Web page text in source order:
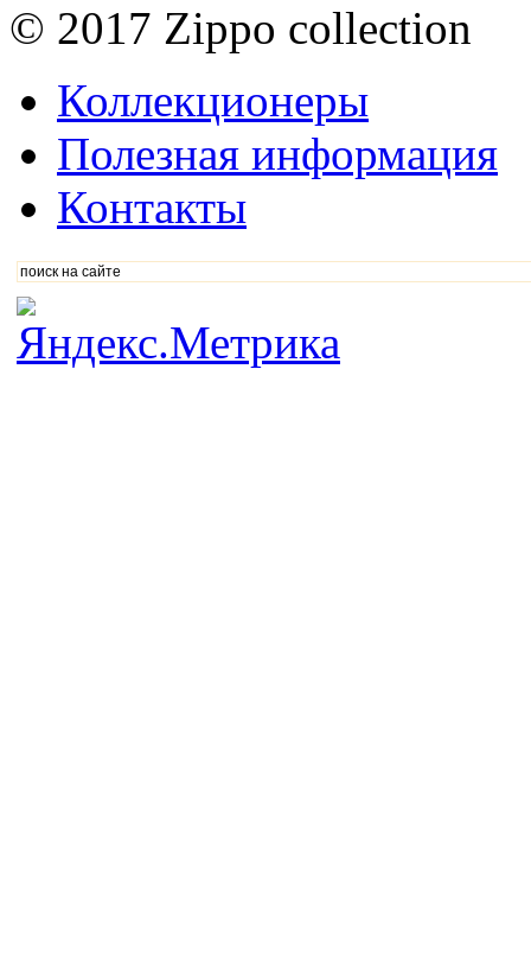
© 2017 Zippo collection
Коллекционеры
Полезная информация
Контакты